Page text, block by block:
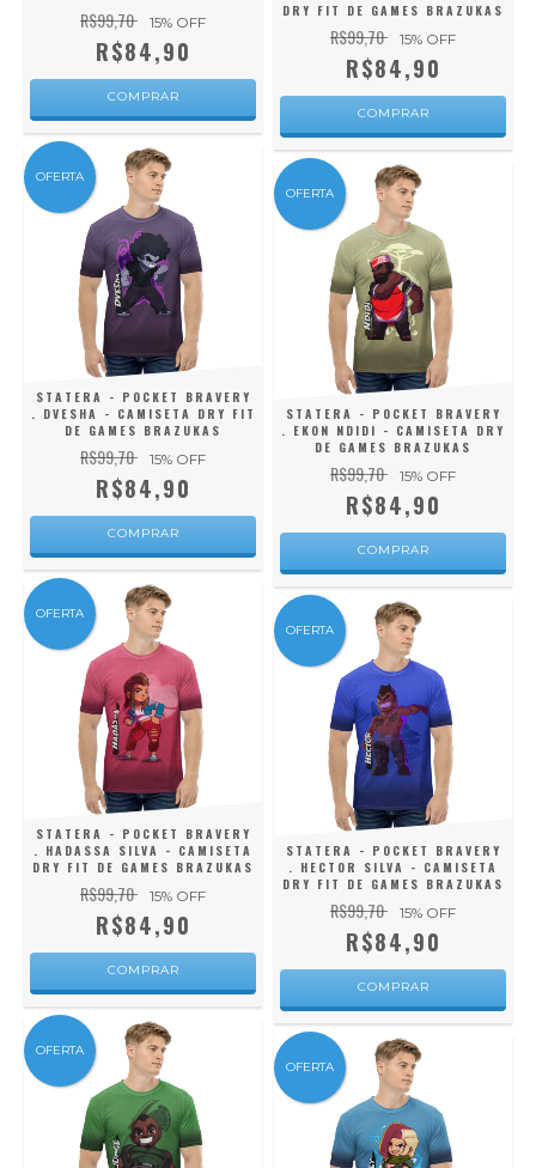
R$99,70 15% OFF
R$84,90
COMPRAR
DRY FIT DE GAMES BRAZUKAS
R$99,70 15% OFF
R$84,90
COMPRAR
OFERTA
STATERA - POCKET BRAVERY
. DVESHA - CAMISETA DRY FIT
DE GAMES BRAZUKAS
R$99,70 15% OFF
R$84,90
COMPRAR
OFERTA
STATERA - POCKET BRAVERY
. EKON NDIDI - CAMISETA DRY
DE GAMES BRAZUKAS
R$99,70 15% OFF
R$84,90
COMPRAR
OFERTA
STATERA - POCKET BRAVERY
. HADASSA SILVA - CAMISETA
DRY FIT DE GAMES BRAZUKAS
R$99,70 15% OFF
R$84,90
COMPRAR
OFERTA
STATERA - POCKET BRAVERY
. HECTOR SILVA - CAMISETA
DRY FIT DE GAMES BRAZUKAS
R$99,70 15% OFF
R$84,90
COMPRAR
OFERTA
OFERTA